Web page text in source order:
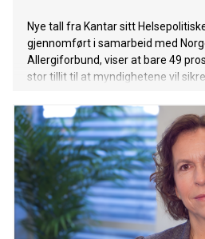
Nye tall fra Kantar sitt
gjennomført i samarbeid med
Allergiforbund, viser at bare 49
stor tillit til at myndighetene vil
like mange – 44 prosent – at de har